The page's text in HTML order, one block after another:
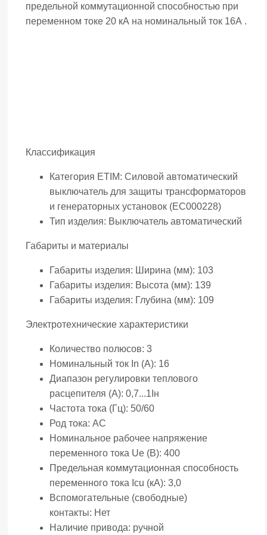
предельной коммутационной способностью при
переменном токе 20 кА на номинальный ток 16А .
Классификация
Категория ETIM: Силовой автоматический
выключатель для защиты трансформаторов
и генераторных установок (EC000228)
Тип изделия: Выключатель автоматический
Габариты и материалы
Габариты изделия: Ширина (мм): 103
Габариты изделия: Высота (мм): 139
Габариты изделия: Глубина (мм): 109
Электротехнические характеристики
Количество полюсов: 3
Номинальный ток In (А): 16
Диапазон регулировки теплового
расцепителя (А): 0,7...1Iн
Частота тока (Гц): 50/60
Род тока: AC
Номинальное рабочее напряжение
переменного тока Ue (В): 400
Предельная коммутационная способность
переменного тока Icu (кА): 3,0
Вспомогательные (свободные)
контакты: Нет
Наличие привода: ручной